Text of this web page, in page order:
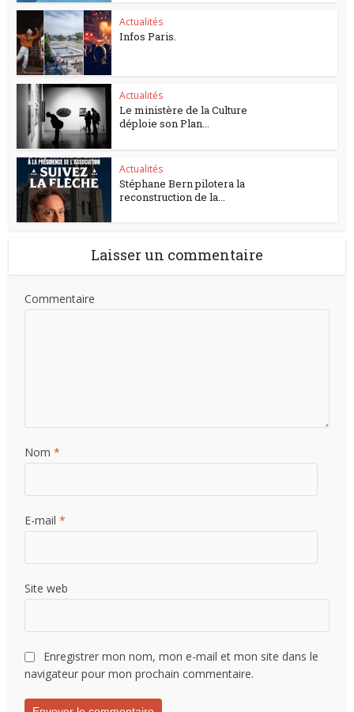
Actualités
Infos Paris.
Actualités
Le ministère de la Culture
déploie son Plan...
Actualités
Stéphane Bern pilotera la
reconstruction de la...
Laisser un commentaire
Commentaire
Nom*
E-mail*
Site web
Enregistrer mon nom, mon e-mail et mon site dans le
navigateur pour mon prochain commentaire.